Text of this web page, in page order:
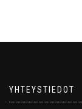
YHTEYSTIEDOT